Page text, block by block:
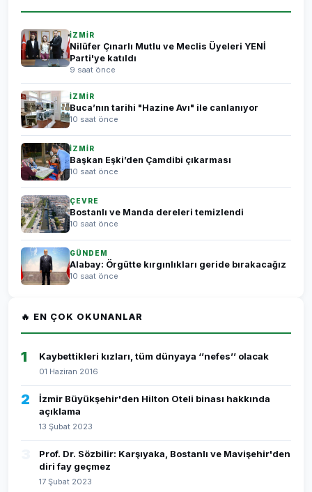
İZMİR
Nilüfer Çınarlı Mutlu ve Meclis Üyeleri YENİ
Parti'ye katıldı
9 saat önce
İZMİR
Buca’nın tarihi "Hazine Avı" ile canlanıyor
10 saat önce
İZMİR
Başkan Eşki’den Çamdibi çıkarması
10 saat önce
ÇEVRE
Bostanlı ve Manda dereleri temizlendi
10 saat önce
GÜNDEM
Alabay: Örgütte kırgınlıkları geride bırakacağız
10 saat önce
🔥 EN ÇOK OKUNANLAR
1 Kaybettikleri kızları, tüm dünyaya ‘’nefes’’ olacak
01 Haziran 2016
2
İzmir Büyükşehir'den Hilton Oteli binası hakkında
açıklama
13 Şubat 2023
Prof. Dr. Sözbilir: Karşıyaka, Bostanlı ve Mavişehir'den
diri fay geçmez
17 Şubat 2023